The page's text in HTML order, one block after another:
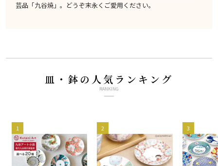
芸品「九谷焼」。どうぞ末永くご愛用ください。
皿・鉢の人気ランキング
RANKING
1 2 3